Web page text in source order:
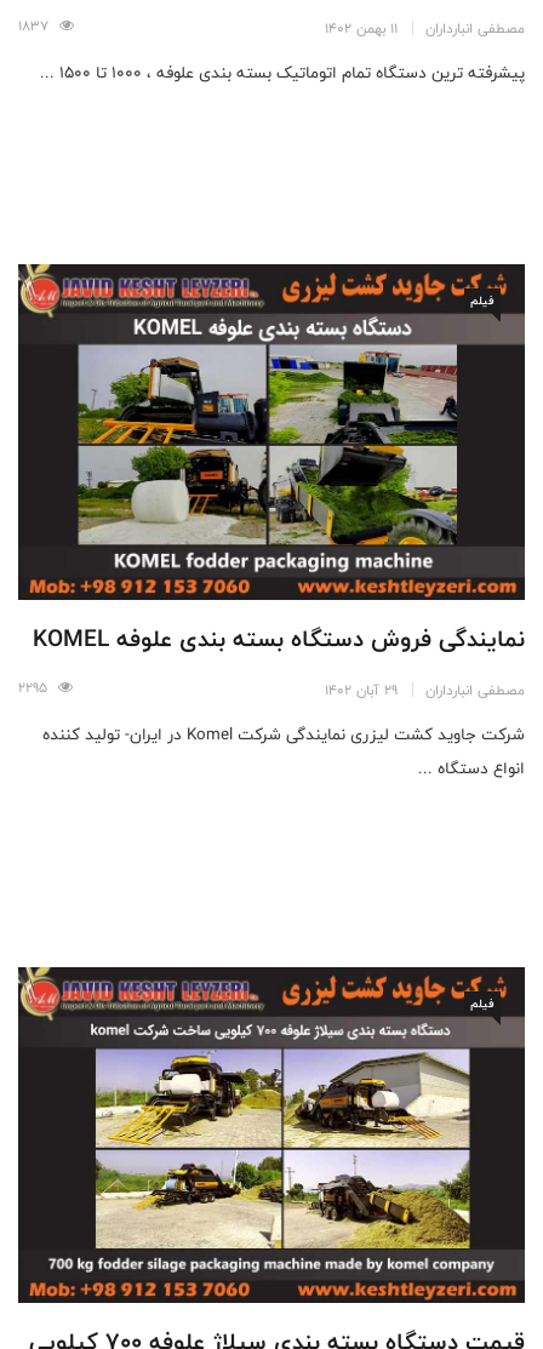
مصطفی انبارداران 11 بهمن 1402
پیشرفته ترین دستگاه تمام اتوماتیک بسته بندی علوفه ، ۱۰۰۰ تا ۱۵۰۰ ...
فیلم
نمایندگی فروش دستگاه بسته بندی علوفه KOMEL
مصطفی انبارداران 29 آبان 1402
شرکت جاوید کشت لیزری نمایندگی شرکت Komel در ایران- تولید کننده
انواع دستگاه ...
فیلم